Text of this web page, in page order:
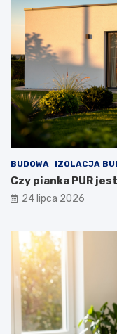
BUDOWA IZOLACJA
Czy pianka PUR
24 lipca 2026